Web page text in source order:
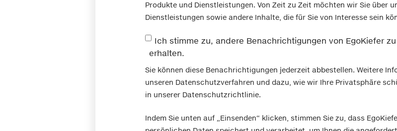
Produkte und Dienstleistungen. Von Zeit zu Zeit möchten wir Sie über
Dienstleistungen sowie andere Inhalte, die für Sie von Interesse sein
Ich stimme zu, andere Benachrichtigungen von EgoKiefer zu
erhalten.
Sie können diese Benachrichtigungen jederzeit abbestellen. Weitere
unseren Datenschutzverfahren und dazu, wie wir Ihre Privatsphäre
in unserer Datenschutzrichtlinie.
Indem Sie unten auf „Einsenden“ klicken, stimmen Sie zu, dass